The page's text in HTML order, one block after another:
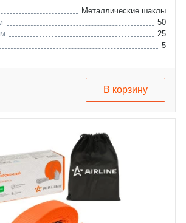
Металлические шаклы
50
25
5
В корзину